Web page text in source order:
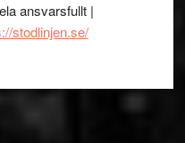
ansvarsfullt |
stodlinjen.se/